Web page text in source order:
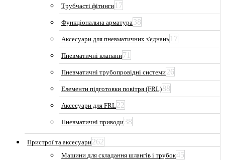
Трубчасті фітинги 17
Функціональна арматура38
Аксесуари для пневматичних з'єднань 17
Пневматичні клапани71
Пневматичні трубопровідні системи26
Елементи підготовки повітря (FRL)88
Аксесуари для FRL22
Пневматичні приводи38
Пристрої та аксесуари262
Машини для складання шлангів і трубок45